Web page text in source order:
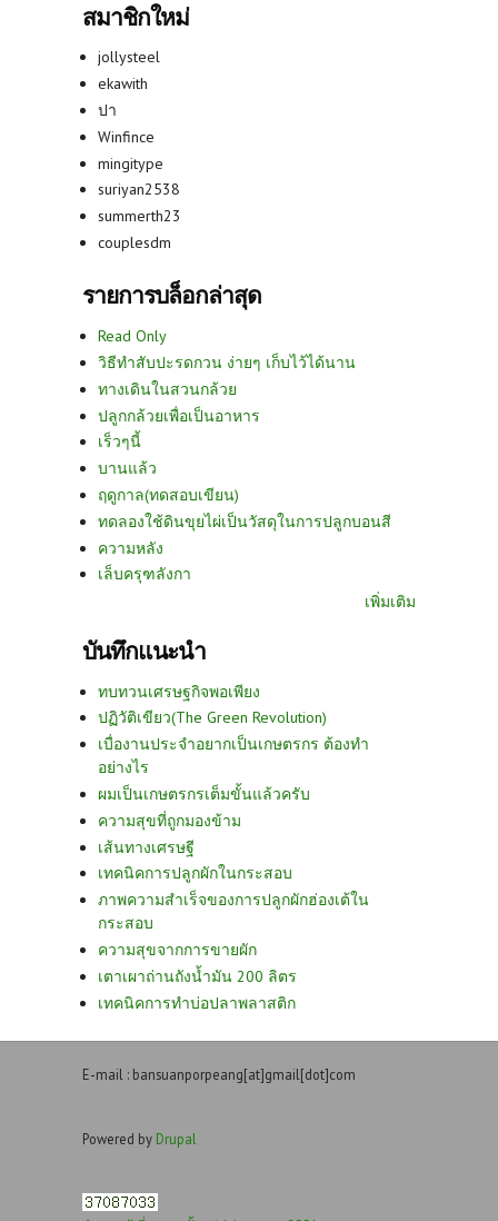
สมาชิกใหม่
jollysteel
ekawith
ปา
Winfince
mingitype
suriyan2538
summerth23
couplesdm
รายการบล็อกล่าสุด
Read Only
วิธีทำสับปะรดกวน ง่ายๆ เก็บไว้ได้นาน
ทางเดินในสวนกล้วย
ปลูกกล้วยเพื่อเป็นอาหาร
เร็วๆนี้
บานแล้ว
ฤดูกาล(ทดสอบเขียน)
ทดลองใช้ดินขุยไผ่เป็นวัสดุในการปลูกบอนสี
ความหลัง
เล็บครุฑลังกา
เพิ่มเติม
บันทึกแนะนำ
ทบทวนเศรษฐกิจพอเพียง
ปฏิวัติเขียว(The Green Revolution)
เบื่องานประจำอยากเป็นเกษตรกร ต้องทำ
อย่างไร
ผมเป็นเกษตรกรเต็มขั้นแล้วครับ
ความสุขที่ถูกมองข้าม
เส้นทางเศรษฐี
เทคนิคการปลูกผักในกระสอบ
ภาพความสำเร็จของการปลูกผักฮ่องเต้ใน
กระสอบ
ความสุขจากการขายผัก
เตาเผาถ่านถังน้ำมัน 200 ลิตร
เทคนิคการทำบ่อปลาพลาสติก
E-mail : bansuanporpeang[at]gmail[dot]com
Powered by Drupal